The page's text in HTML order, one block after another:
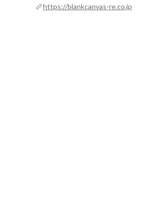
https://blankcanvas-re.co.jp